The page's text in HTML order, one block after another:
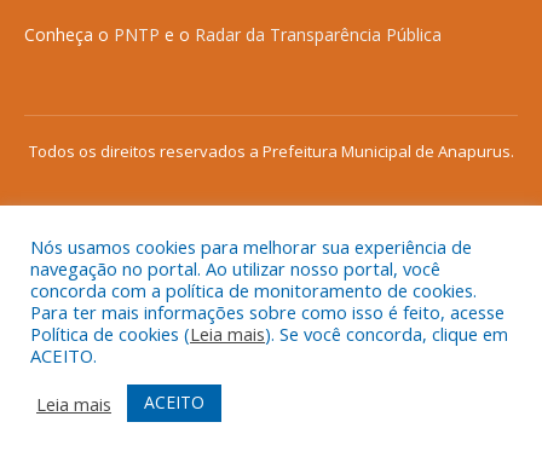
Conheça o PNTP e o Radar da Transparência Pública
Todos os direitos reservados a Prefeitura Municipal de Anapurus.
Mapa do Site
Acessar Área Administrativa
Acessar o Webmail
Nós usamos cookies para melhorar sua experiência de
navegação no portal. Ao utilizar nosso portal, você
concorda com a política de monitoramento de cookies.
Para ter mais informações sobre como isso é feito, acesse
Política de cookies (Leia mais). Se você concorda, clique em
ACEITO.
Leia mais
ACEITO